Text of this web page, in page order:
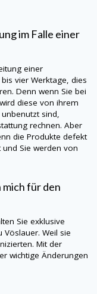
im Falle einer
einer
vier Werktage, dies
Denn wenn Sie bei
diese von ihrem
sind,
rechnen. Aber
die Produkte defekt
Sie werden von
für den
Sie exklusive
Vöslauer. Weil sie
Mit der
wichtige Änderungen